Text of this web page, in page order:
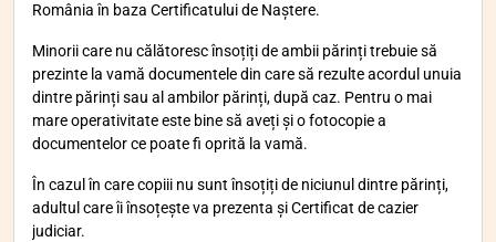
România în baza Certificatului de Naștere.
Minorii care nu călătoresc însoțiți de ambii părinți trebuie să
prezinte la vamă documentele din care să rezulte acordul unuia
dintre părinți sau al ambilor părinți, după caz. Pentru o mai
mare operativitate este bine să aveți și o fotocopie a
documentelor ce poate fi oprită la vamă.
În cazul în care copiii nu sunt însoțiți de niciunul dintre părinți,
adultul care îi însoțește va prezenta și Certificat de cazier
judiciar.